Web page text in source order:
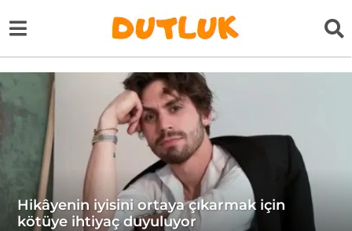
Hikâyenin iyisini ortaya çıkarmak için
kötüye ihtiyaç duyuluyor